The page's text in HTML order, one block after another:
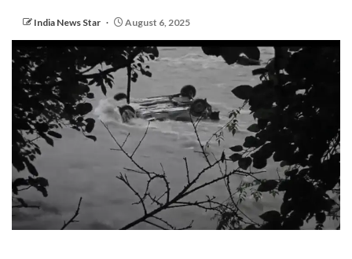
India News Star August 6, 2025